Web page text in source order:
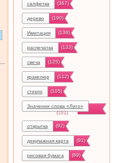
салфетка (367)
дерево (190)
Имитация (138)
распечатка (133)
свеча (125)
кракелюр (112)
стекло (105)
Значение слова «Лиго»
(101)
открытка (92)
декупажная карта (91)
рисовая бумага (89)